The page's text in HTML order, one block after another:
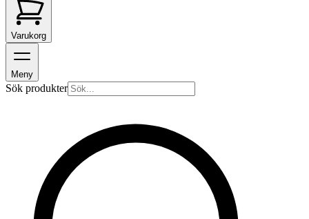
Varukorg
Meny
Sök produkter